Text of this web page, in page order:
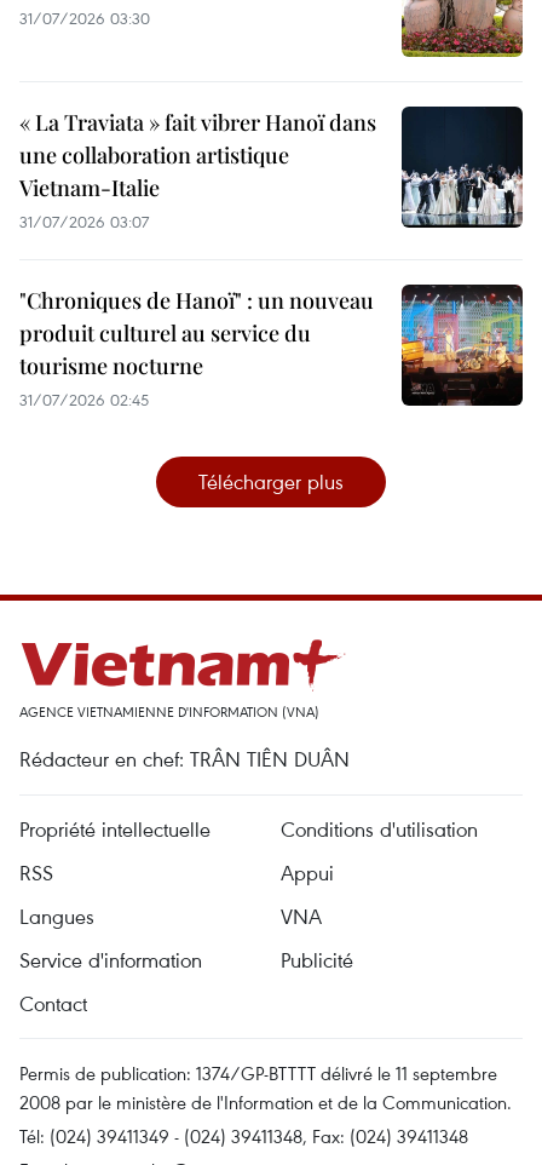
31/07/2026 03:30
« La Traviata » fait vibrer Hanoï dans
une collaboration artistique
Vietnam-Italie
31/07/2026 03:07
"Chroniques de Hanoï" : un nouveau
produit culturel au service du
tourisme nocturne
31/07/2026 02:45
Télécharger plus
AGENCE VIETNAMIENNE D'INFORMATION (VNA)
Rédacteur en chef: TRÂN TIÊN DUÂN
Propriété intellectuelle
Conditions d'utilisation
RSS
Appui
Langues
VNA
Service d'information
Publicité
Contact
Permis de publication: 1374/GP-BTTTT délivré le 11 septembre
2008 par le ministère de l'Information et de la Communication.
Tél: (024) 39411349 - (024) 39411348, Fax: (024) 39411348